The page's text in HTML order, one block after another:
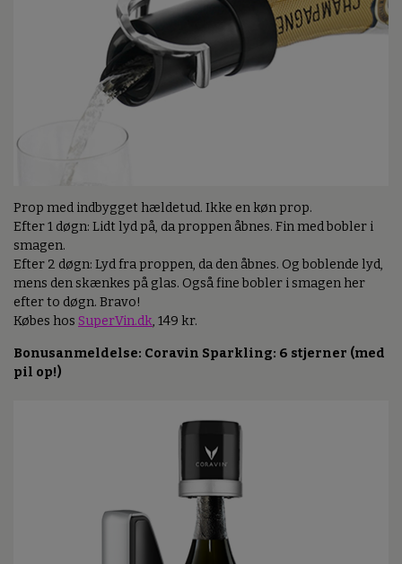
Prop med indbygget hældetud. Ikke en køn prop.
Efter 1 døgn: Lidt lyd på, da proppen åbnes. Fin med bobler i
smagen.
Efter 2 døgn: Lyd fra proppen, da den åbnes. Og boblende lyd,
mens den skænkes på glas. Også fine bobler i smagen her
efter to døgn. Bravo!
Købes hos SuperVin.dk, 149 kr.
Bonusanmeldelse: Coravin Sparkling: 6 stjerner (med
pil op!)